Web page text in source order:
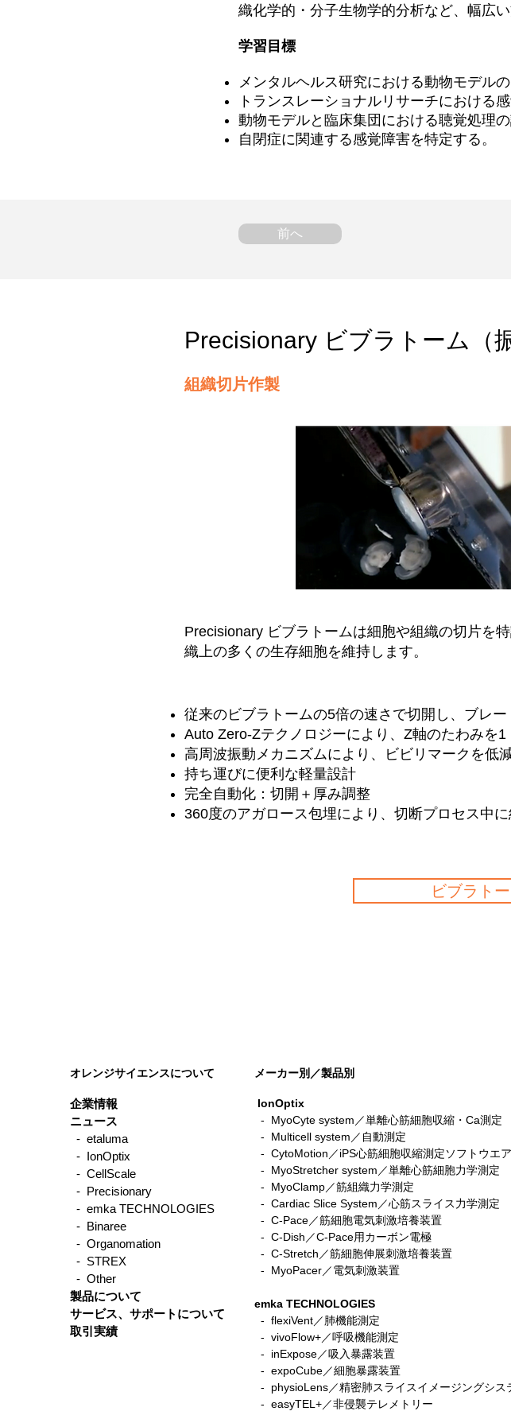
織化学的・分子生物学的分析など、幅広い
学習目標
メンタルヘルス研究における動物モデル
トランスレーショナルリサーチにおける
動物モデルと臨床集団における聴覚処理の
自閉症に関連する感覚障害を特定する。
前へ
Precisionary ビブラトーム（
組織切片作製
Precisionary ビブラトームは細胞や組織の切片を
織上の多くの生存細胞を維持します。
従来のビブラトームの5倍の速さで切開し、ブレ
Auto Zero-Zテクノロジーにより、Z軸のたわみを
高周波振動メカニズムにより、ビビリマークを低
持ち運びに便利な軽量設計
完全自動化：切開＋厚み調整
360度のアガロース包埋により、切断プロセス中
ビブラト
オレンジサイエンスについて メーカー別／製品別
企業情報
ニュース
- etaluma
- IonOptix
- CellScale
- Precisionary
- emka TECHNOLOGIES
- Binaree
- Organomation
- STREX
- Other
製品について
サービス、サポートについて
取引実績
IonOptix
- MyoCyte system／単離心筋細胞収縮・Ca測定
- Multicell system／自動測定
- CytoMotion／iPS心筋細胞収縮測定ソフトウエア
- MyoStretcher system／単離心筋細胞力学測定
- MyoClamp／筋組織力学測定
- Cardiac Slice System／心筋スライス力学測定
- C-Pace／筋細胞電気刺激培養装置
- C-Dish／C-Pace用カーボン電極
- C-Stretch／筋細胞伸展刺激培養装置
​ - MyoPacer／電気刺激装置
emka TECHNOLOGIES
- flexiVent／肺機能測定
- vivoFlow+／呼吸機能測定
- inExpose／吸入暴露装置
- expoCube／細胞暴露装置
- physioLens／精密肺スライスイメージングシス
- easyTEL+／非侵襲テレメトリー